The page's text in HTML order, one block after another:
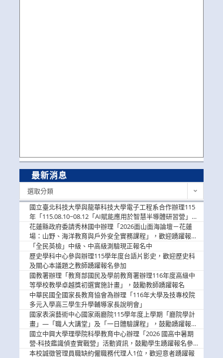
最新消息
選取分類
國立臺北科技大學與龍華科技大學電子工程系合作辦理115
年「115.08.10~08.12「AI賦能應用於智慧半導體研習營」，
歡迎學生踴躍報名參加
花蓮縣政府委請秀林國中辦理「2026面山面海論壇－花蓮
場：山野、海洋教育與戶外安全實務課程」，歡迎踴躍報名
參加
「全民英檢」中級、中高級測驗現正報名中
歷史學科中心參與辦理115學年度台語片影史，歡迎歷史科
及關心本議題之教師踴躍報名參加
國教署辦理「教育部國民及學前教育署辦理116年度高級中
等學校教學卓越獎初選實施計畫」，鼓勵教師踴躍報名
中華民國全國家長教育協會為辦理「116年大學及技專校院
多元入學高三學生升學輔導家長說明會」
國家表演藝術中心國家兩廳院115學年度上學期「廳院學計
畫」—「職人大講堂」及「一日體驗課程」，鼓勵踴躍報名
參與。
國立中興大學理學院科學教育中心辦理「2026 國高中暑期
營-科技鑑識偵查實戰營」活動資訊，鼓勵學生踴躍報名參
加。
本校誠徵管理員職缺約僱職務代理人1位，歡迎意者踴躍報